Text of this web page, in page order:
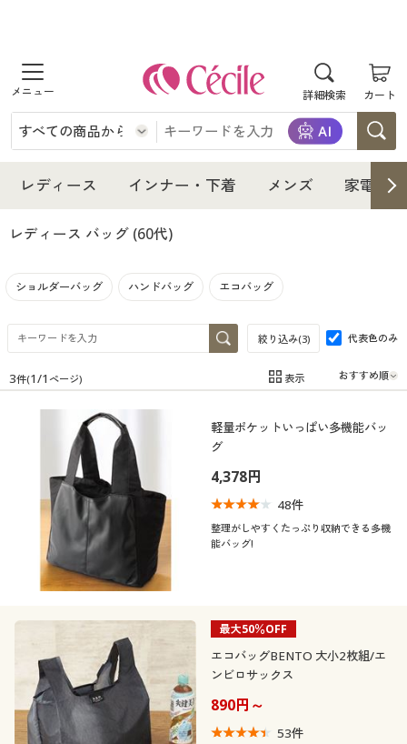
詳細検索 カート
商品を探す
レディース
レディースファッション
女性下着
インナー・下着
インナー・下着通販すべて
女性下着
メンズ下着
ジュニア・ティーンズ下着
メンズ
メンズ通販すべて
メンズファッション
メンズ下着
家電・雑貨
家電・雑貨すべて
家電
キッチン・雑貨・日用品
寝具・インテリア・家具
寝具・インテリア・家具通販すべて
家具・収納
寝具・ベッド
カーテン・ラグ・ファブリック
美容・健康
美容・健康通販すべて
美容・健康・サプリメント
制服・スクール
制服・スクールすべて
制服・学生服
ジュニア・ティーンズ下着
大きいサイズ
大きいサイズ通販すべて
大きいサイズ レディース服
大きいサイズ メンズ
大きいサイズ 事務・制服
バーゲン
バーゲンセール
詳細検索
カタログ
カタログ・チラシからのご注文
レディース インナー・下着 メンズ 家電・
レディース バッグ (60代)
ショルダーバッグ ハンドバッグ エコバッグ
絞り込み(3) 代表色のみ
在庫 在庫のある商品のみ表示
口コミ
こだわり条件
で絞り込む
柄・デザイン
無地 アニマル柄
3件(1/1 ページ) 表示
軽量ポケットいっぱい多機能バッ
グ
4,378円
48件
整理がしやすくたっぷり収納できる多機
能バッグ!
最大50％OFF
エコバッグBENTO 大小2枚組/エ
ンビロサックス
890円～
53件